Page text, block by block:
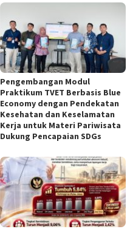
Pengembangan Modul
Praktikum TVET Berbasis Blue
Economy dengan Pendekatan
Kesehatan dan Keselamatan
Kerja untuk Materi Pariwisata
Dukung Pencapaian SDGs